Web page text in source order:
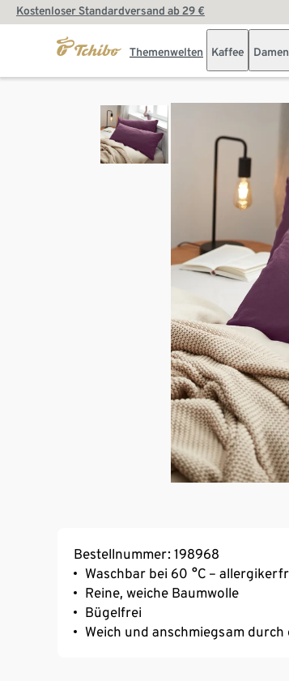
Kostenloser Standardversand ab 29 €
Themenwelten Kaffee Damen
Bestellnummer: 198968
Waschbar bei 60 °C –
Reine, weiche Baumwolle
Bügelfrei
Weich und anschmiegsam